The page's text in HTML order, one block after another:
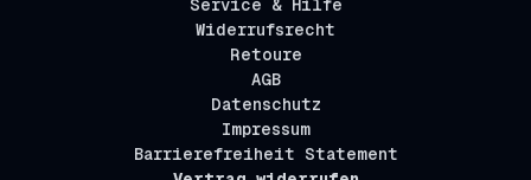
Service & Hilfe
Widerrufsrecht
Retoure
AGB
Datenschutz
Impressum
Barrierefreiheit Statement